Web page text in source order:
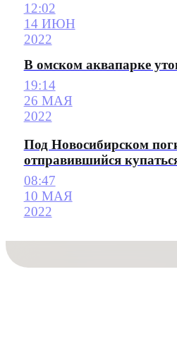
12:02
14 ИЮН
2022
В омском аквапарке
19:14
26 МАЯ
2022
Под Новосибирском
отправившийся
08:47
10 МАЯ
2022